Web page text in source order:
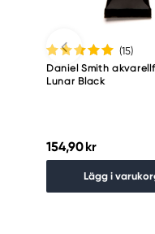
(15)
Daniel Smith
Lunar Black
154,90 kr
Lägg i